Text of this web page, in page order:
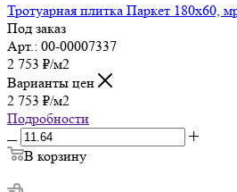
Тротуарная плитка Паркет 180х60,
Под заказ
Арт.: 00-00007337
2 753 ₽/м2
Варианты цен
2 753 ₽/м2
Подробности
В корзину